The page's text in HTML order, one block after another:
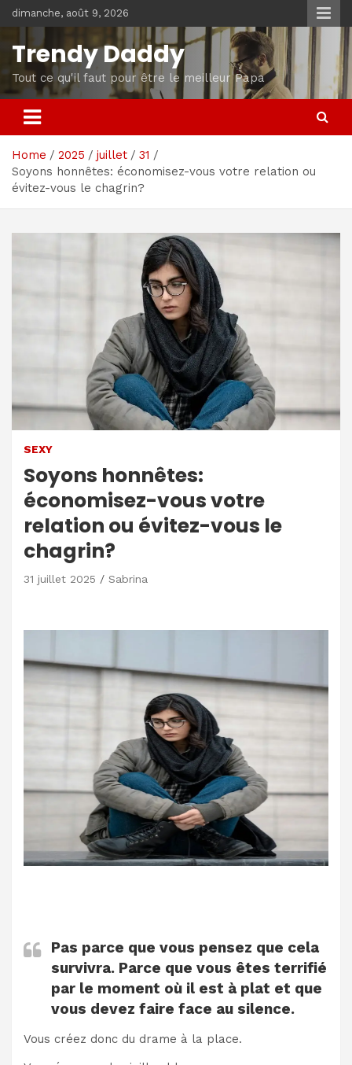
Skip
to
content
dimanche, août 9, 2026
Trendy Daddy
Tout ce qu'il faut pour être le meilleur Papa
Home 2025 juillet
31
Soyons honnêtes: économisez-vous votre relation ou
évitez-vous le chagrin?
SEXY
Soyons honnêtes:
économisez-vous votre
relation ou évitez-vous le
chagrin?
31 juillet 2025 Sabrina
Pas parce que vous pensez que cela
survivra. Parce que vous êtes terrifié
par le moment où il est à plat et que
vous devez faire face au silence.
Vous créez donc du drame à la place.